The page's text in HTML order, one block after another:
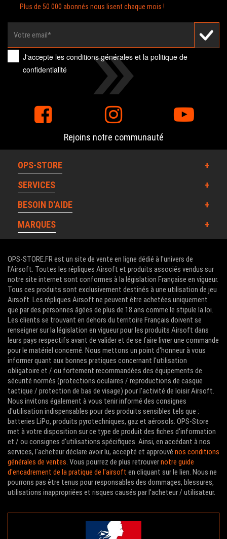
Plus de 50 000 abonnés nous lisent chaque mois !
J'accepte lesconditions générales et lapolitique de
confidentialité
Rejoins notre communauté
OPS-STORE
SERVICES
BESOIN D'AIDE
MARQUES
OPS-STORE.FR est un site de vente en ligne dédié à l'univers de
l'Airsoft. Toutes les répliques Airsoft et produits associés vendus sur
notre site internet sont conformes à la législation Française en vigueur.
Tous ces produits sont exclusivement destinés à une utilisation de jeu
Airsoft. Les répliques Airsoft ne peuvent être achetées uniquement
que par des personnes âgées de plus de 18 ans comme le stipule la loi.
Les clients se trouvant en dehors du territoire Français doivent se
renseigner sur la législation en vigueur pour les produits Airsoft dans
leurs pays respectifs avant de valider et de se faire livrer une commande
pour le matériel concerné. Nous mettons un point d'honneur à vous
informer quant aux bonnes pratiques concernant l'utilisation
obligatoire et / ou fortement recommandées des équipements de
sécurité normés (protections oculaires / reproductions de casque
tactique / protection de bas de visage) pour l'activité de loisir Airsoft.
Nous invitons également à vous tenir informé des consignes
d'utilisation indispensables pour des produits sensibles tels que :
batteries LiPo, produits pyrotechniques, gaz et aérosols. OPS-Store
met à votre disposition sur ce type de produit des fiches d'information
et / ou consignes d'utilisations spécifiques. Ainsi, en accédant à nos
services, l'acheteur déclare avoir lu, accepté et approuvé nos conditions
générales de ventes. Vous pourrez de plus retrouvernotre guide
d'encadrement de la pratique de l'airsoft en cliquant sur le lien. Nous ne
pourrons pas être tenus pour responsables des dommages, blessures,
utilisations inappropriées et risques causés par l'acheteur / utilisateur.